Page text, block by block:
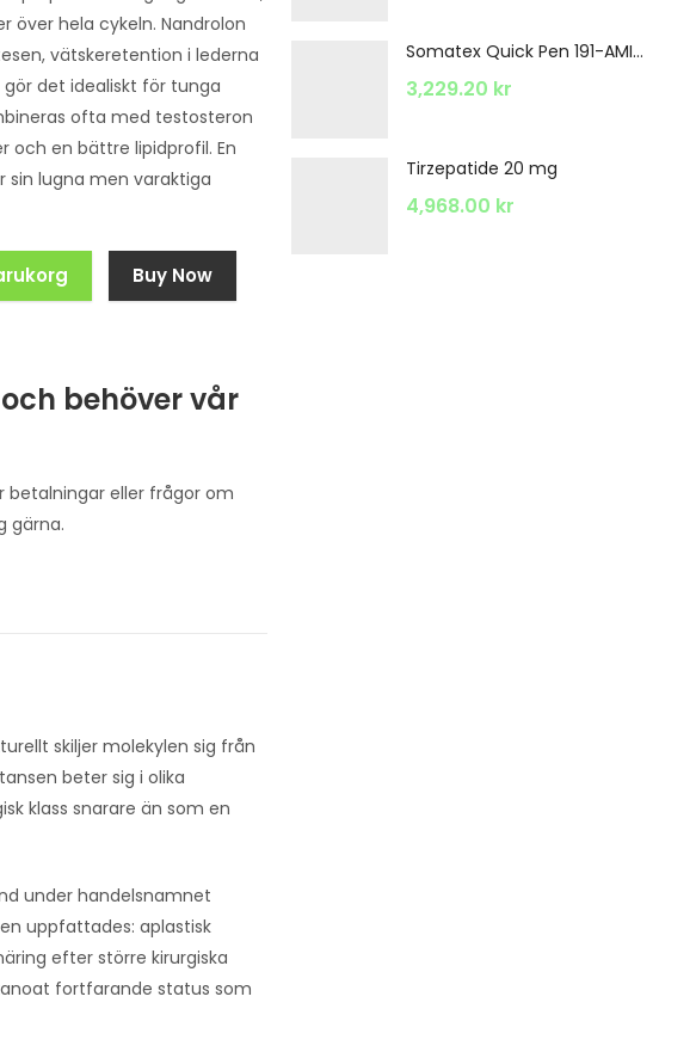
över hela cykeln. Nandrolon
vätskeretention i lederna
det idealiskt för tunga
ofta med testosteron
och en bättre lipidprofil. En
sin lugna men varaktiga
Buy Now
behöver vår
betalningar eller frågor om
gärna.
skiljer molekylen sig från
beter sig i olika
klass snarare än som en
under handelsnamnet
uppfattades: aplastisk
efter större kirurgiska
fortfarande status som
Somatex Quick Pen 191-AMINO ACIDS
3,229.20 kr
Tirzepatide 20 mg
4,968.00 kr